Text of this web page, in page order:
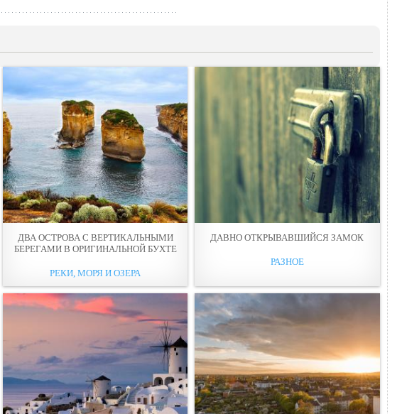
ДВА ОСТРОВА С ВЕРТИКАЛЬНЫМИ
БЕРЕГАМИ В ОРИГИНАЛЬНОЙ БУХТЕ
РЕКИ, МОРЯ И ОЗЕРА
ДАВНО ОТКРЫВАВШИЙСЯ ЗАМОК
РАЗНОЕ